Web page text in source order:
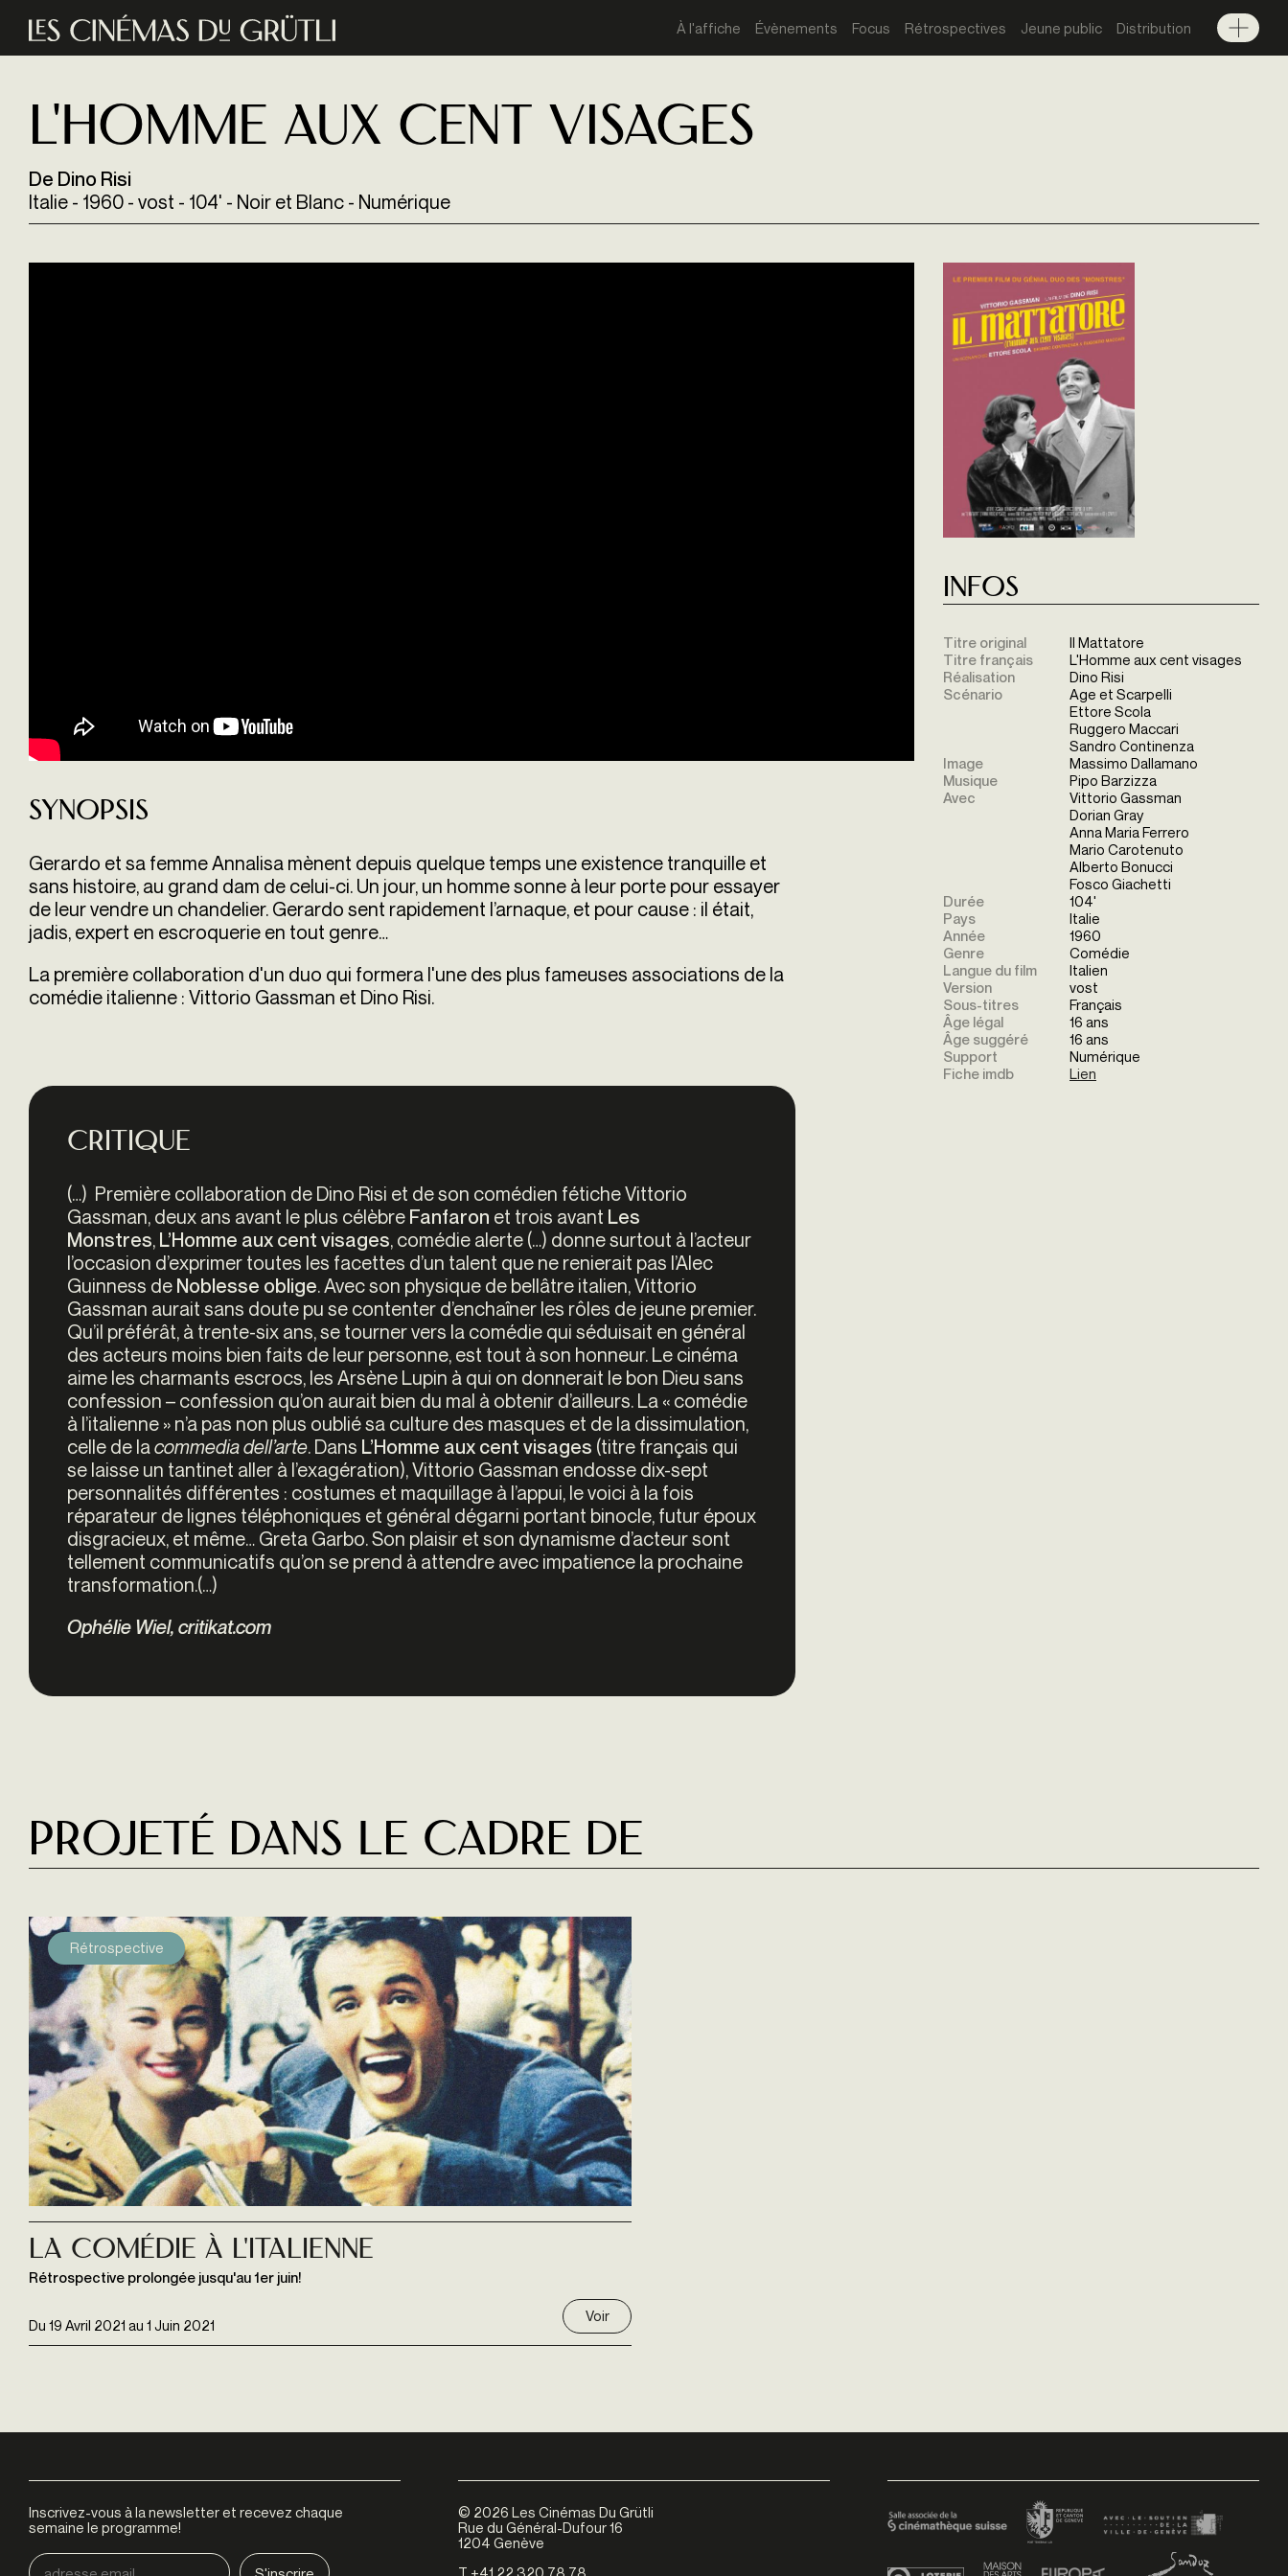
Aller au contenu principal
À l'affiche Évènements Focus Rétrospectives Jeune public Distribution
Menu
L'Homme aux cent visages
De Dino Risi
Italie - 1960 - vost - 104' - Noir et Blanc - Numérique
Synopsis
Gerardo et sa femme Annalisa mènent depuis quelque temps une existence tranquille et
sans histoire, au grand dam de celui-ci. Un jour, un homme sonne à leur porte pour essayer
de leur vendre un chandelier. Gerardo sent rapidement l’arnaque, et pour cause : il était,
jadis, expert en escroquerie en tout genre…
La première collaboration d'un duo qui formera l'une des plus fameuses associations de la
comédie italienne : Vittorio Gassman et Dino Risi.
Critique
(…) Première collaboration de Dino Risi et de son comédien fétiche Vittorio
Gassman, deux ans avant le plus célèbre Fanfaron et trois avant Les
Monstres, L’Homme aux cent visages, comédie alerte (…) donne surtout à l’acteur
l’occasion d’exprimer toutes les facettes d’un talent que ne renierait pas l’Alec
Guinness de Noblesse oblige. Avec son physique de bellâtre italien, Vittorio
Gassman aurait sans doute pu se contenter d’enchaîner les rôles de jeune premier.
Qu’il préférât, à trente-six ans, se tourner vers la comédie qui séduisait en général
des acteurs moins bien faits de leur personne, est tout à son honneur. Le cinéma
aime les charmants escrocs, les Arsène Lupin à qui on donnerait le bon Dieu sans
confession – confession qu’on aurait bien du mal à obtenir d’ailleurs. La « comédie
à l’italienne » n’a pas non plus oublié sa culture des masques et de la dissimulation,
celle de lacommedia dell’arte. Dans L’Homme aux cent visages (titre français qui
se laisse un tantinet aller à l’exagération), Vittorio Gassman endosse dix-sept
personnalités différentes : costumes et maquillage à l’appui, le voici à la fois
réparateur de lignes téléphoniques et général dégarni portant binocle, futur époux
disgracieux, et même… Greta Garbo. Son plaisir et son dynamisme d’acteur sont
tellement communicatifs qu’on se prend à attendre avec impatience la prochaine
transformation.(…)
Ophélie Wiel, critikat.com
Infos
Titre original
Il Mattatore
Titre français
L'Homme aux cent visages
Réalisation
Dino Risi
Scénario
Age et Scarpelli
Ettore Scola
Ruggero Maccari
Sandro Continenza
Image
Massimo Dallamano
Musique
Pipo Barzizza
Avec
Vittorio Gassman
Dorian Gray
Anna Maria Ferrero
Mario Carotenuto
Alberto Bonucci
Fosco Giachetti
Durée
104'
Pays
Italie
Année
1960
Genre
Comédie
Langue du film
Italien
Version
vost
Sous-titres
Français
Âge légal
16 ans
Âge suggéré
16 ans
Support
Numérique
Fiche imdb
Lien
Projeté dans le cadre de
Rétrospective
Du 19 Avril 2021 au 1 Juin 2021
La Comédie à l'italienne
Rétrospective prolongée jusqu'au 1er juin!
Voir
Inscrivez-vous à la newsletter et recevez chaque
semaine le programme!
© 2026 Les Cinémas Du Grütli
Rue du Général-Dufour 16
1204 Genève